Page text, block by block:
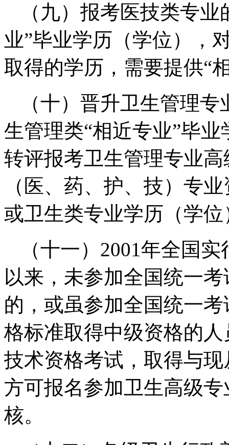
（九）报考医技类专
业”毕业学历（学位），
取得的学历，需要提供“
（十）晋升卫生管理
生管理类“相近专业”毕
转评报考卫生管理专业
（医、药、护、技）专
或卫生类专业学历（学
（十一）2001年全国
以来，未参加全国统一
的，或虽参加全国统一
格标准取得中级资格的
技术资格考试，取得与
方可报名参加卫生高级
核。